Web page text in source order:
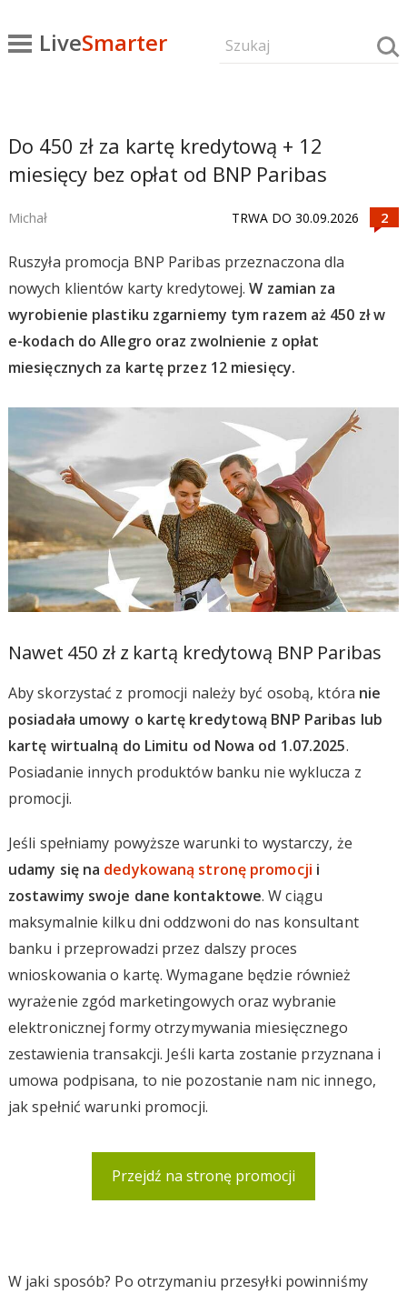
LiveSmarter
Do 450 zł za kartę kredytową + 12
miesięcy bez opłat od BNP Paribas
Michał TRWA DO 30.09.2026
Ruszyła promocja BNP Paribas przeznaczona dla
nowych klientów karty kredytowej.W zamian za
wyrobienie plastiku zgarniemy tym razem aż 450 zł w
e-kodach do Allegro oraz zwolnienie z opłat
miesięcznych za kartę przez 12 miesięcy.
Nawet 450 zł z kartą kredytową BNP Paribas
Aby skorzystać z promocji należy być osobą, która nie
posiadała umowy o kartę kredytową BNP Paribas lub
kartę wirtualną do Limitu od Nowa od 1.07.2025.
Posiadanie innych produktów banku nie wyklucza z
promocji.
Jeśli spełniamy powyższe warunki to wystarczy, że
udamy się na dedykowaną stronę promocji i
zostawimy swoje dane kontaktowe. W ciągu
maksymalnie kilku dni oddzwoni do nas konsultant
banku i przeprowadzi przez dalszy proces
wnioskowania o kartę. Wymagane będzie również
wyrażenie zgód marketingowych oraz wybranie
elektronicznej formy otrzymywania miesięcznego
zestawienia transakcji. Jeśli karta zostanie przyznana i
umowa podpisana, to nie pozostanie nam nic innego,
jak spełnić warunki promocji.
Przejdź na stronę promocji
W jaki sposób? Po otrzymaniu przesyłki powinniśmy